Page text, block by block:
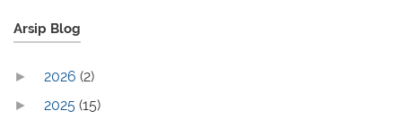
Arsip Blog
► 2026 (2)
► 2025 (15)